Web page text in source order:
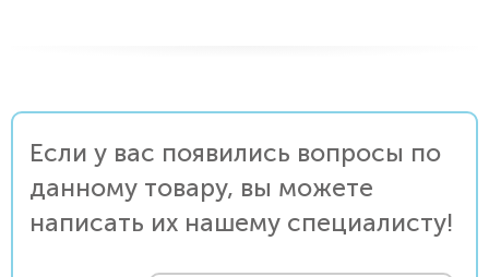
Если у вас появились вопросы по
данному товару, вы можете
написать их нашему специалисту!